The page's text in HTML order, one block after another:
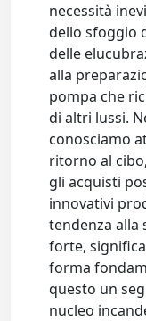
necessità
dello sfoggio
delle
alla
pompa che
di altri lussi.
conosciamo
ritorno al
gli acquisti
innovativi
tendenza alla
forte,
forma
questo un
nucleo